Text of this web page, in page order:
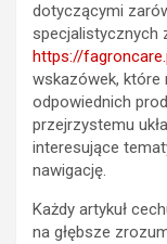
dotyczącymi
specjalistycznych
https://
wskazówek, które
odpowiednich
przejrzystemu
interesujące
nawigację.
Każdy artykuł
na głębsze